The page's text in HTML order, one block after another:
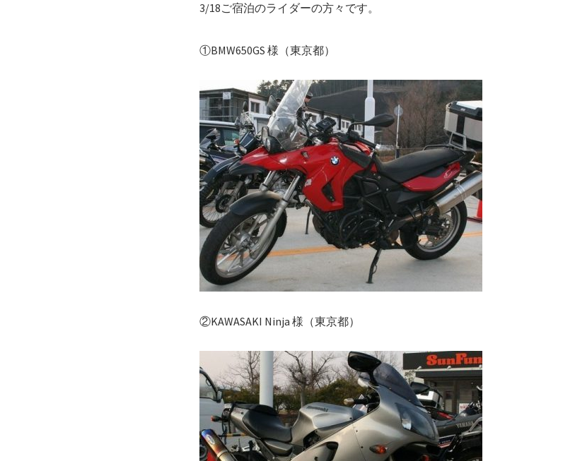
3/18ご宿泊のライダーの方々です。
①BMW650GS 様（東京都）
②KAWASAKI Ninja 様（東京都）